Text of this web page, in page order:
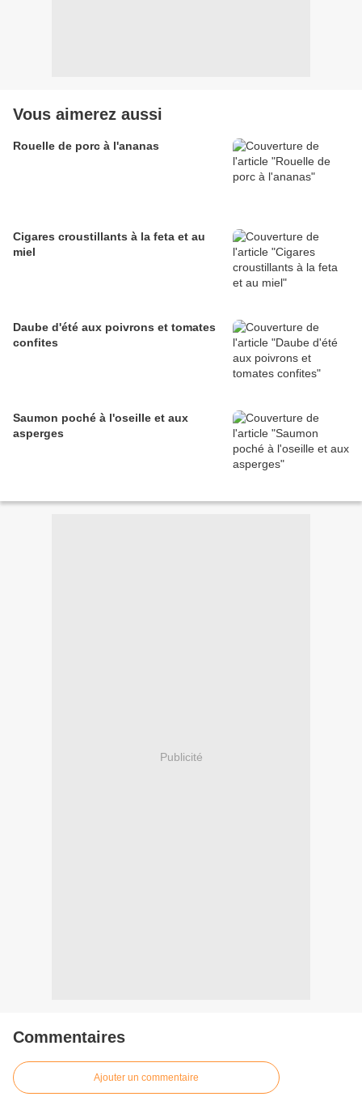
Vous aimerez aussi
Rouelle de porc à l'ananas
Cigares croustillants à la feta et au
miel
Daube d'été aux poivrons et tomates
confites
Saumon poché à l'oseille et aux
asperges
Publicité
Commentaires
Ajouter un commentaire